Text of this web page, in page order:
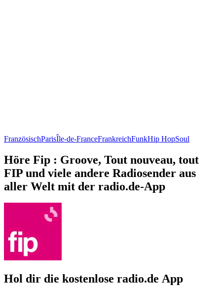
FranzösischParisÎle-de-FranceFrankreichFunkHip HopSoul
Höre Fip : Groove, Tout nouveau, tout
FIP und viele andere Radiosender aus
aller Welt mit der radio.de-App
Hol dir die kostenlose radio.de App